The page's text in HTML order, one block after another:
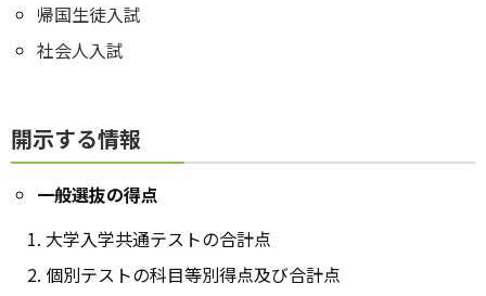
帰国生徒入試
社会人入試
開示する情報
一般選抜の得点
大学入学共通テストの合計点
個別テストの科目等別得点及び合計点